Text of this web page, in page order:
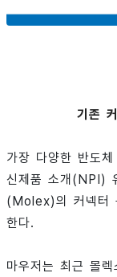
기존
가장 다양한 반도
신제품 소개(NPI)
(Molex)의 커넥터
한다.
마우저는 최근 몰